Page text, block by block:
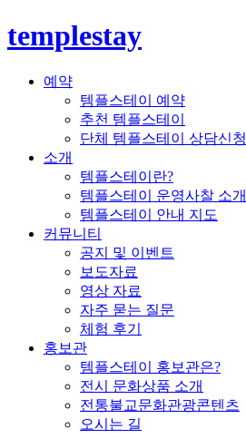
templestay
예약
템플스테이 예약
추천 템플스테이
단체 템플스테이 상담신청
소개
템플스테이란?
템플스테이 운영사찰 소개
템플스테이 안내 지도
커뮤니티
공지 및 이벤트
보도자료
영상 자료
자주 묻는 질문
체험 후기
홍보관
템플스테이 홍보관은?
전시 문화상품 소개
전통불교문화관광콘텐츠
오시는 길